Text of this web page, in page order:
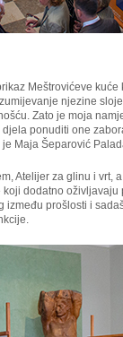
Meštrovićeve
njezine
Zato je moja
ponuditi one
Maja Šeparović
Atelijer za glinu i vrt,
dodatno oživljavaju
između prošlosti i